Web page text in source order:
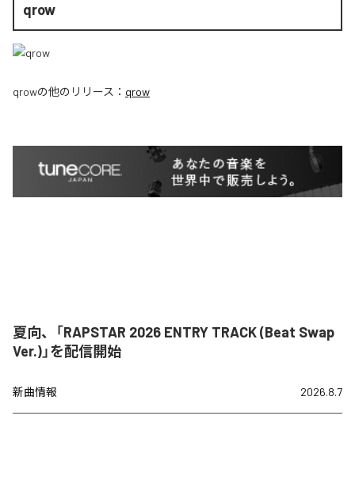
qrow
qrowの他のリリース： qrow
夏向、「RAPSTAR 2026 ENTRY TRACK (Beat Swap
Ver.)」を配信開始
新曲情報 2026.8.7